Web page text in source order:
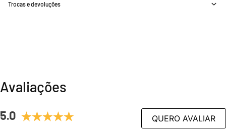
Trocas e devoluções
Avaliações
5.0 QUERO AVALIAR